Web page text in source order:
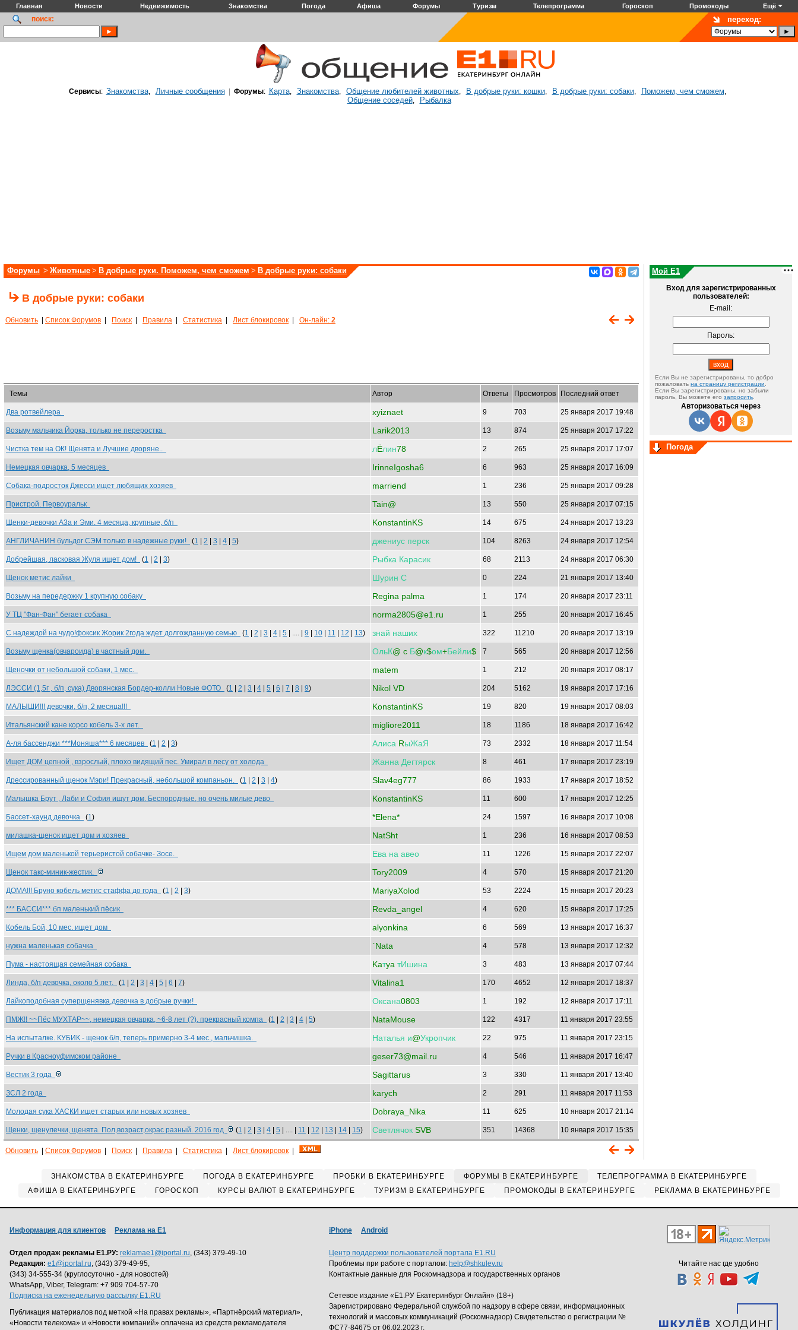
Главная Новости Недвижимость Знакомства Погода Афиша Форумы Туризм Телепрограмма Гороскоп Промокоды Ещё
поиск: переход:
Сервисы: Знакомства, Личные сообщения| Форумы: Карта, Знакомства, Общение любителей животных, В добрые руки: кошки, В добрые руки: собаки, Поможем, чем сможем,
Общение соседей, Рыбалка
Форумы > Животные > В добрые руки. Поможем, чем сможем > В добрые руки: собаки
В добрые руки: собаки
Обновить Список Форумов Поиск Правила Статистика Лист блокировок Он-лайн: 2
Темы Автор Ответы Просмотров Последний ответ
Два ротвейлера xyiznaet 9 703 25 января 2017 19:48
Возьму мальчика Йорка, только не переростка Larik2013 13 874 25 января 2017 17:22
Чистка тем на ОК! Щенята и Лучшие дворяне.. лЁлин78 2 265 25 января 2017 17:07
Немецкая овчарка, 5 месяцев IrinneIgosha6 6 963 25 января 2017 16:09
Собака-подросток Джесси ищет любящих хозяев marriend 1 236 25 января 2017 09:28
Пристрой. Первоуральк Tain@ 13 550 25 января 2017 07:15
Щенки-девочки А3а и Эми. 4 месяца, крупные, б/п KonstantinKS 14 675 24 января 2017 13:23
АНГЛИЧАНИН бульдог СЭМ только в надежные руки! (1 2 3 4 5) джениус перск 104 8263 24 января 2017 12:54
Добрейшая, ласковая Жуля ищет дом! (1 2 3) Рыбка Карасик 68 2113 24 января 2017 06:30
Щенок метис лайки Шурин С 0 224 21 января 2017 13:40
Возьму на передержку 1 крупную собаку Regina palma 1 174 20 января 2017 23:11
У ТЦ "Фан-Фан" бегает собака norma2805@e1.ru 1 255 20 января 2017 16:45
С надеждой на чудо!фоксик Жорик 2года ждет долгожданную семью (1 2 3 4 5 | .... | 9 10 11 12 13) знай наших 322 11210 20 января 2017 13:19
Возьму щенка(овчароида) в частный дом. ОльК@ c Б@к$ом+Бейли$ 7 565 20 января 2017 12:56
Щеночки от небольшой собаки, 1 мес. matem 1 212 20 января 2017 08:17
ЛЭССИ (1,5г , б/п, сука) Дворянская Бордер-колли Новые ФОТО (1 2 3 4 5 6 7 8 9) Nikol VD 204 5162 19 января 2017 17:16
МАЛЫШИ!!! девочки, б/п, 2 месяца!!! KonstantinKS 19 820 19 января 2017 08:03
Итальянский кане корсо кобель 3-х лет. migliore2011 18 1186 18 января 2017 16:42
А-ля бассенджи ***Моняша*** 6 месяцев (1 2 3) Алиса RыЖаЯ 73 2332 18 января 2017 11:54
Ищет ДОМ цепной , взрослый, плохо видящий пес. Умирал в лесу от холода Жанна Дегтярск 8 461 17 января 2017 23:19
Дрессированный щенок Мэри! Прекрасный, небольшой компаньон. (1 2 3 4) Slav4eg777 86 1933 17 января 2017 18:52
Малышка Брут , Лаби и София ищут дом. Беспородные, но очень милые дево KonstantinKS 11 600 17 января 2017 12:25
Бассет-хаунд девочка (1) *Elena* 24 1597 16 января 2017 10:08
милашка-щенок ищет дом и хозяев NatSht 1 236 16 января 2017 08:53
Ищем дом маленькой терьеристой собачке- Зосе. Ева на авео 11 1226 15 января 2017 22:07
Щенок такс-миник-жестик. Tory2009 4 570 15 января 2017 21:20
ДОМА!!! Бруно кобель метис стаффа до года (1 2 3) MariyaXolod 53 2224 15 января 2017 20:23
*** БАССИ*** бп маленький пёсик Revda_angel 4 620 15 января 2017 17:25
Кобель Бой, 10 мес. ищет дом alyonkina 6 569 13 января 2017 16:37
нужна маленькая собачка `Nata 4 578 13 января 2017 12:32
Пума - настоящая семейная собака Kaтya тИшина 3 483 13 января 2017 07:44
Линда, б/п девочка, около 5 лет. (1 2 3 4 5 6 7) Vitalina1 170 4652 12 января 2017 18:37
Лайкоподобная суперщенявка,девочка в добрые ручки! Оксана0803 1 192 12 января 2017 17:11
ПМЖ!! ~~Пёс МУХТАР~~, немецкая овчарка, ~6-8 лет (?), прекрасный компа (1 2 3 4 5) NataMouse 122 4317 11 января 2017 23:55
На испыталке. КУБИК - щенок б/п, теперь примерно 3-4 мес., мальчишка. Наталья и@Укропчик 22 975 11 января 2017 23:15
Ручки в Красноуфимском районе geser73@mail.ru 4 546 11 января 2017 16:47
Вестик 3 года Sagittarus 3 330 11 января 2017 13:40
ЗСЛ 2 года karych 2 291 11 января 2017 11:53
Молодая сука ХАСКИ ищет старых или новых хозяев Dobraya_Nika 11 625 10 января 2017 21:14
Щенки, щенулечки, щенята. Пол,возраст,окрас разный. 2016 год (1 2 3 4 5 | .... | 11 12 13 14 15) Светлячок SVB 351 14368 10 января 2017 15:35
Обновить Список Форумов Поиск Правила Статистика Лист блокировок
Мой E1
Вход для зарегистрированных
пользователей:
E-mail:
Пароль:
Если Вы не зарегистрированы, то добро
пожаловать на страницу регистрации
Если Вы зарегистрированы, но забыли
пароль, Вы можете его запросить
Авторизоваться через
Погода
ЗНАКОМСТВА В ЕКАТЕРИНБУРГЕ ПОГОДА В ЕКАТЕРИНБУРГЕ ПРОБКИ В ЕКАТЕРИНБУРГЕ ФОРУМЫ В ЕКАТЕРИНБУРГЕ
ТЕЛЕПРОГРАММА В ЕКАТЕРИНБУРГЕ
АФИША В ЕКАТЕРИНБУРГЕ
ГОРОСКОП КУРСЫ ВАЛЮТ В ЕКАТЕРИНБУРГЕ ТУРИЗМ В ЕКАТЕРИНБУРГЕ ПРОМОКОДЫ В ЕКАТЕРИНБУРГЕ РЕКЛАМА В ЕКАТЕРИНБУРГЕ
Читайте нас где удобно
Информация для клиентов Реклама на Е1
Отдел продаж рекламы Е1.РУ: reklamae1@iportal.ru, (343) 379-49-10
Редакция: e1@iportal.ru, (343) 379-49-95,
(343) 34-555-34 (круглосуточно - для новостей)
WhatsApp, Viber, Telegram: +7 909 704-57-70
Подписка на еженедельную рассылку E1.RU
Публикация материалов под меткой «На правах рекламы», «Партнёрский материал»,
«Новости телекома» и «Новости компаний» оплачена из средств рекламодателя
iPhone Android
Центр поддержки пользователей портала E1.RU
Проблемы при работе с порталом: help@shkulev.ru
Контактные данные для Роскомнадзора и государственных органов
Сетевое издание «Е1.РУ Екатеринбург Онлайн» (18+)
Зарегистрировано Федеральной службой по надзору в сфере связи, информационных
технологий и массовых коммуникаций (Роскомнадзор) Свидетельство о регистрации №
ФС77-84675 от 06.02.2023 г.